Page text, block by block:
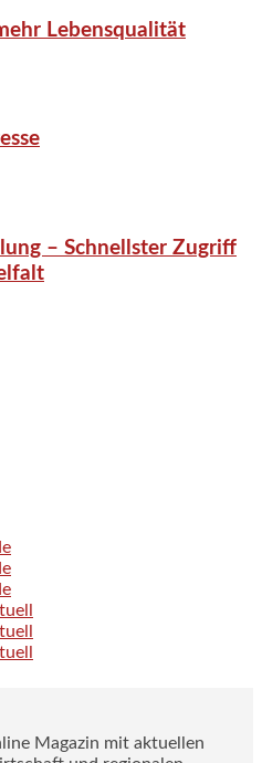
Lebensqualität
– Schnellster Zugriff
Magazin mit aktuellen